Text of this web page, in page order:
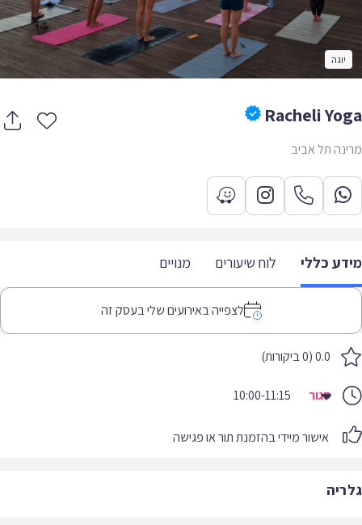
יוגה
Racheli
תל אביב
כללי לוח שיעורים מנויים
לצפייה באירועים שלי בעסק זה
0.0 (0 ביקורות)
סגור 10:00-11:15
אישור מיידי בהזמנת תור או פגישה